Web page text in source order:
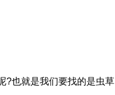
?也就是我们要找的是虫草